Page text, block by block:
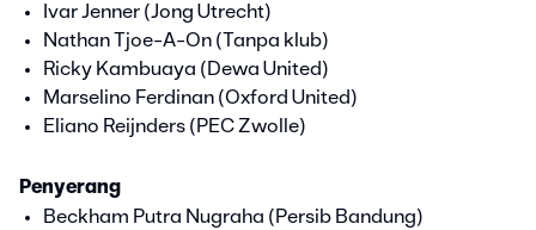
Ivar Jenner (Jong Utrecht)
Nathan Tjoe-A-On (Tanpa klub)
Ricky Kambuaya (Dewa United)
Marselino Ferdinan (Oxford United)
Eliano Reijnders (PEC Zwolle)
Penyerang
Beckham Putra Nugraha (Persib Bandung)